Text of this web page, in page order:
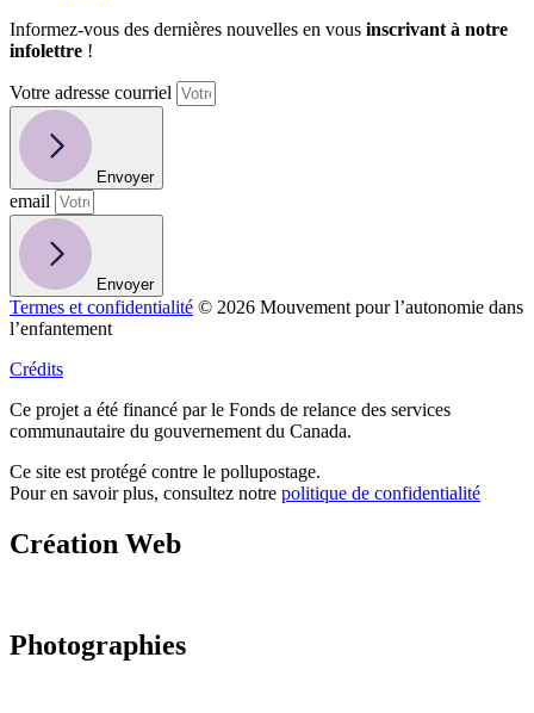
Informez-vous des dernières nouvelles en vous inscrivant à notre
infolettre !
Votre adresse courriel
Envoyer
email
Envoyer
Termes et confidentialité © 2026 Mouvement pour l’autonomie dans
l’enfantement
Crédits
Ce projet a été financé par le Fonds de relance des services
communautaire du gouvernement du Canada.
Ce site est protégé contre le pollupostage.
Pour en savoir plus, consultez notre politique de confidentialité
Création Web
Photographies